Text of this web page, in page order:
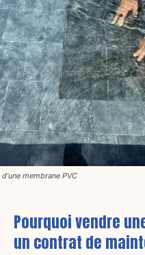
membrane PVC
Pourquoi vendre
un contrat de